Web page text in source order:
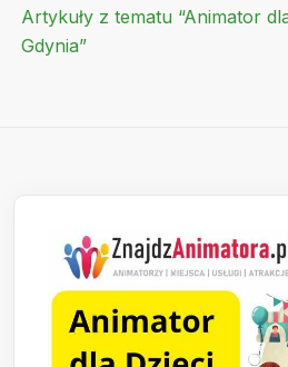
Artykuły z tematu “Animator
Gdynia”